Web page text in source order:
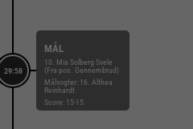
29:58
MÅL
10. Mia Solberg Svele
(Fra pos. Gennembrud)
Målvogter: 16. Althea
Reinhardt
Score: 15-15